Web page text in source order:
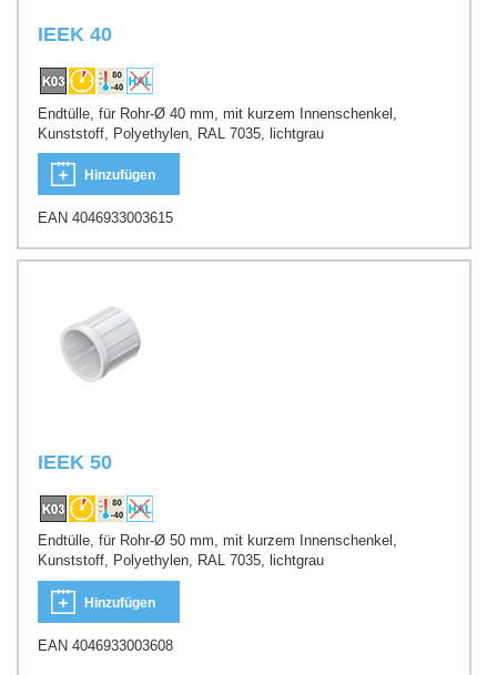
IEEK 40
Endtülle, für Rohr-Ø 40 mm, mit kurzem Innenschenkel,
Kunststoff, Polyethylen, RAL 7035, lichtgrau
Hinzufügen
EAN 4046933003615
IEEK 50
Endtülle, für Rohr-Ø 50 mm, mit kurzem Innenschenkel,
Kunststoff, Polyethylen, RAL 7035, lichtgrau
Hinzufügen
EAN 4046933003608